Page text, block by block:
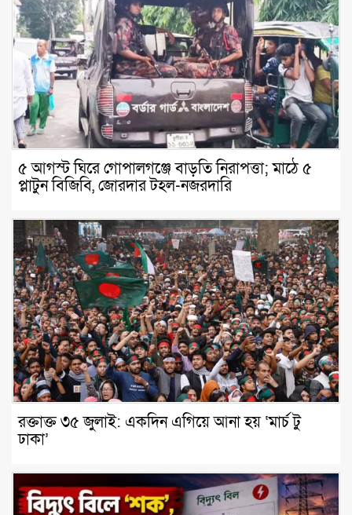
৫ আগস্ট ঘিরে গোপালগঞ্জে বাড়তি নিরাপত্তা; মাঠে ৫
প্লাটুন বিজিবি, জোরদার টহল-নজরদারি
রক্তাক্ত ৩৫ জুলাই: একদিন এগিয়ে আনা হয় ‘মার্চ টু
ঢাকা’